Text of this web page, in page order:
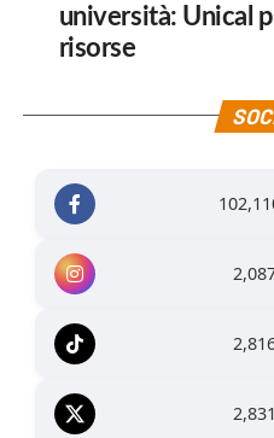
università: Unical
risorse
2,831